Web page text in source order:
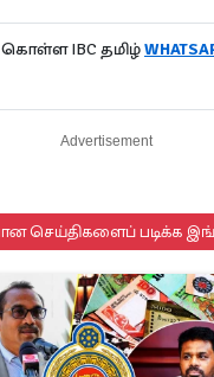
கொள்ள IBC தமிழ்
Advertisement
செய்திகளைப் படிக்க